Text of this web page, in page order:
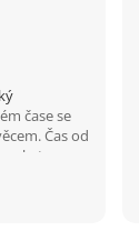
čase se
Čas od
kytaru.
trochou
:)